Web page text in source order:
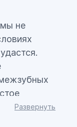
не
Развернуть